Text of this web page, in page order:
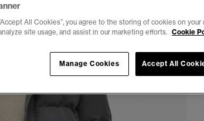
All Cookies”, you agree to the storing of cookies on
site usage, and assist in our marketing efforts. Cookie
Accept All
Manage Cookies